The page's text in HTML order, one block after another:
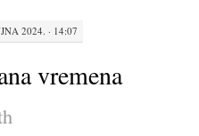
2024. · 14:07
vremena